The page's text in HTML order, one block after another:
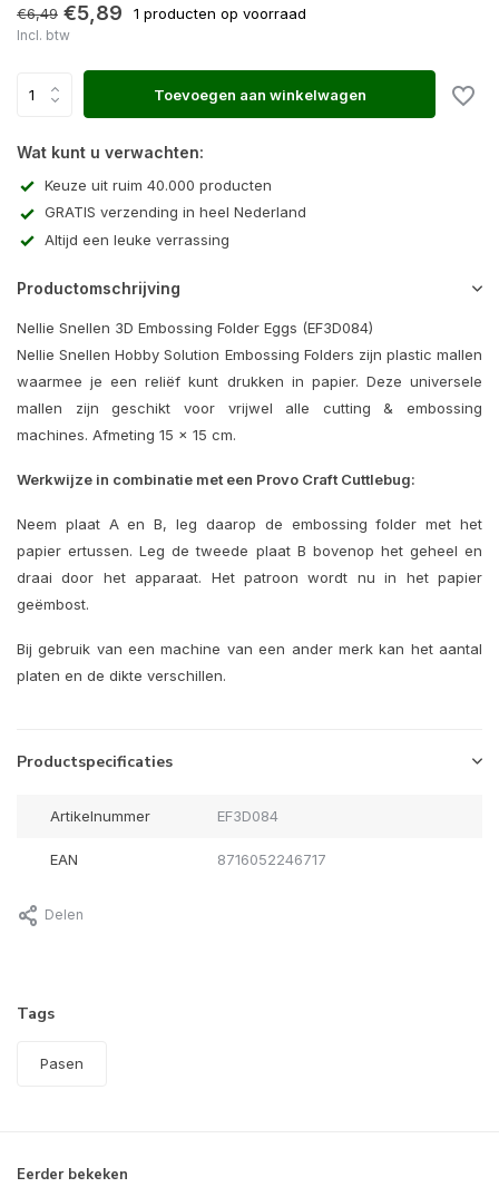
€6,49 €5,89 1 producten op voorraad
Incl. btw
Toevoegen aan winkelwagen
Wat kunt u verwachten:
Keuze uit ruim 40.000 producten
GRATIS verzending in heel Nederland
Altijd een leuke verrassing
Productomschrijving
Nellie Snellen 3D Embossing Folder Eggs (EF3D084)
Nellie Snellen Hobby Solution Embossing Folders zijn plastic mallen
waarmee je een reliëf kunt drukken in papier. Deze universele
mallen zijn geschikt voor vrijwel alle cutting & embossing
machines. Afmeting 15 x 15 cm.
Werkwijze in combinatie met een Provo Craft Cuttlebug:
Neem plaat A en B, leg daarop de embossing folder met het
papier ertussen. Leg de tweede plaat B bovenop het geheel en
draai door het apparaat. Het patroon wordt nu in het papier
geëmbost.
Bij gebruik van een machine van een ander merk kan het aantal
platen en de dikte verschillen.
Productspecificaties
Artikelnummer EF3D084
EAN 8716052246717
Delen
Tags
Pasen
Eerder bekeken